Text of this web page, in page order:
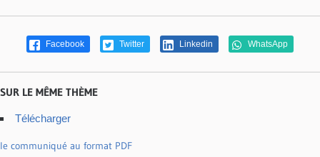
Facebook Twitter Linkedin WhatsApp
SUR LE MÊME THÈME
Télécharger
le communiqué au format PDF